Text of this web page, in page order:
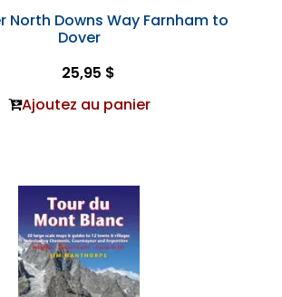
North Downs Way Farnham to
Dover
25,95 $
Ajoutez au panier